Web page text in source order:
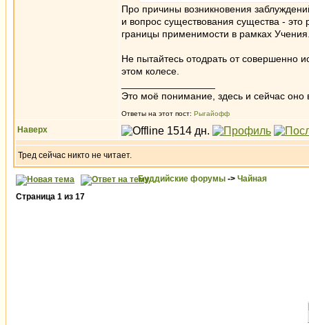
Про причины возникновения
и вопрос существования существа -
границы применимости в рамках
Не пытайтесь отодрать от совершенно
этом колесе.
Это моё понимание, здесь и сейчас оно
Ответы на этот пост: Рыгайофф
Наверх
Тред сейчас никто не читает.
Буддийские форумы -> Чайная
Страница 1 из 17